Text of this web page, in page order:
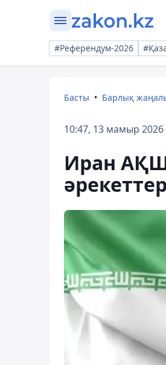
#Референдум-2026
Басты Барлық
10:47, 13 мамыр 2026
Иран